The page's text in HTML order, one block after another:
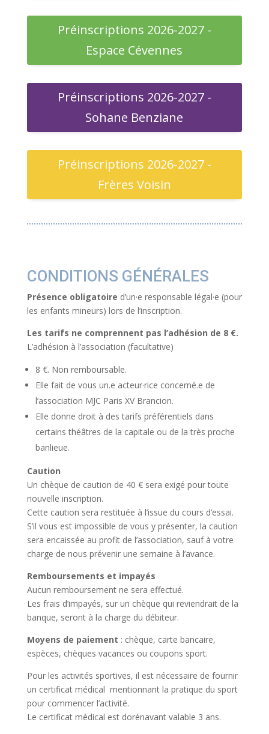
Préinscriptions 2026-2027 -
Espace Cévennes
Préinscriptions 2026-2027 -
Sohane Benziane
Préinscriptions 2026-2027 -
Frères Voisin
CONDITIONS GÉNÉRALES
Présence obligatoire d’un·e responsable légal·e (pour
les enfants mineurs) lors de l’inscription.
Les tarifs ne comprennent pas l’adhésion de 8 €.
L’adhésion à l’association (facultative)
8 €. Non remboursable.
Elle fait de vous un.e acteur·rice concerné.e de
l’association MJC Paris XV Brancion.
Elle donne droit à des tarifs préférentiels dans
certains théâtres de la capitale ou de la très proche
banlieue.
Caution
Un chèque de caution de 40 € sera exigé pour toute
nouvelle inscription.
Cette caution sera restituée à l’issue du cours d’essai.
S’il vous est impossible de vous y présenter, la caution
sera encaissée au profit de l’association, sauf à votre
charge de nous prévenir une semaine à l’avance.
Remboursements et impayés
Aucun remboursement ne sera effectué.
Les frais d’impayés, sur un chèque qui reviendrait de la
banque, seront à la charge du débiteur.
Moyens de paiement : chèque, carte bancaire,
espèces, chèques vacances ou coupons sport.
Pour les activités sportives, il est nécessaire de fournir
un certificat médical mentionnant la pratique du sport
pour commencer l’activité.
Le certificat médical est dorénavant valable 3 ans.